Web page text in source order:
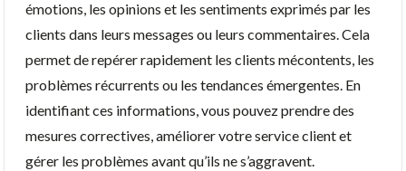
émotions, les opinions et les sentiments exprimés par les
clients dans leurs messages ou leurs commentaires. Cela
permet de repérer rapidement les clients mécontents, les
problèmes récurrents ou les tendances émergentes. En
identifiant ces informations, vous pouvez prendre des
mesures correctives, améliorer votre service client et
gérer les problèmes avant qu’ils ne s’aggravent.